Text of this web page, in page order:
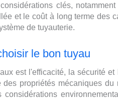
clés,
et le coût à long terme des
de tuyauterie.
le bon tuyau
est l'efficacité, la sécurité
des propriétés mécaniques
considérations